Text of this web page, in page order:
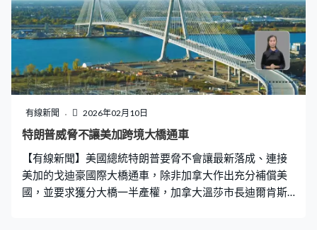
韓的藉口，起訴違反叛國罪、《航空安全法》，以及《軍
事基地保護法》，他們分別是碩士生、朝鮮日報和南韓無
人機初創公司的負責人。傳媒報道，其中一名30歲譯音姓
吳的男人聲稱，操控無人機是為偵測北韓平山鈾加工廠的
輻射量，會為事件負責。亦有消息指國家情報局發現他曾
與一個用作收集情報的虛假媒體機構合作，並確認對方與
一名情報局職員有數億韓圜交易，但未能查明資金與無人
機之間的關聯。 2024年，南韓前總統尹錫悅政府亦被北韓
指控派無人機犯境，李在明曾代表致歉，不過北韓批評他
沒資格與前朝切割。
有線新聞 2026年02月10日
特朗普威脅不讓美加跨境大橋通車
【有線新聞】美國總統特朗普要脅不會讓最新落成、連接
美加的戈迪豪國際大橋通車，除非加拿大作出充分補償美
國，並要求獲分大橋一半產權，加拿大溫莎市長迪爾肯斯